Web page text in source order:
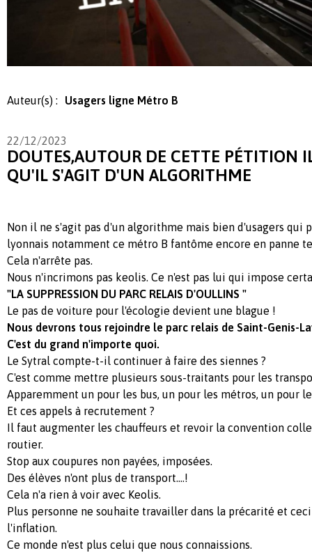
Auteur(s) : Usagers ligne Métro B
22/12/2023
DOUTES,AUTOUR DE CETTE PÉTITION
QU'IL S'AGIT D'UN ALGORITHME
Non il ne s'agit pas d'un algorithme mais bien d'usagers qui
lyonnais notamment ce métro B fantôme encore en panne
Cela n'arrête pas.
Nous n'incrimons pas keolis. Ce n'est pas lui qui impose
"LA SUPPRESSION DU PARC RELAIS D'OULLINS "
Le pas de voiture pour l'écologie devient une blague !
Nous devrons tous rejoindre le parc relais de Saint-Genis-
C'est du grand n'importe quoi.
Le Sytral compte-t-il continuer à faire des siennes ?
C'est comme mettre plusieurs sous-traitants pour les
Apparemment un pour les bus, un pour les métros, un pour
Et ces appels à recrutement ?
Il faut augmenter les chauffeurs et revoir la convention
routier.
Stop aux coupures non payées, imposées.
Des élèves n'ont plus de transport....!
Cela n'a rien à voir avec Keolis.
Plus personne ne souhaite travailler dans la précarité et
l'inflation.
Ce monde n'est plus celui que nous connaissions.